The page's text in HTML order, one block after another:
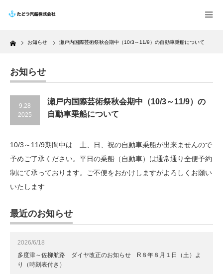
Home お知らせ 瀬戸内国際芸術祭秋会期中（10/3～11/9）の自動車乗船について
お知らせ
9.28
2025
瀬戸内国際芸術祭秋会期中（10/3～11/9）の
自動車乗船について
10/3～11/9期間中は 土、日、祝の自動車乗船が出来ませんので
予めご了承ください。平日の乗船（自動車）は通常通り全便予約
制にて承っております。ご不便をおかけしますがよろしくお願い
いたします
最近のお知らせ
2026/6/18
多度津～佐柳航路 ダイヤ改正のお知らせ R８年８月１日（土）よ
り（時刻表付き）